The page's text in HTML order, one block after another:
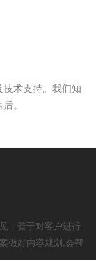
术支持。我们知
。
，善于对客户进行
做好内容规划,会帮